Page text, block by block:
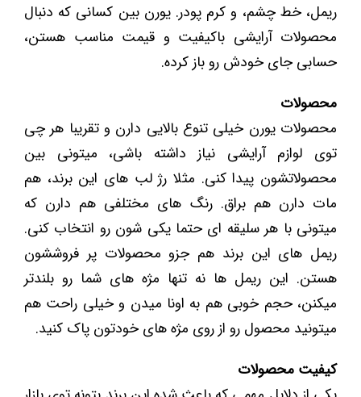
ریمل، خط چشم، و کرم پودر. یورن بین کسانی که دنبال
محصولات آرایشی باکیفیت و قیمت مناسب هستن،
حسابی جای خودش رو باز کرده.
محصولات
محصولات یورن خیلی تنوع بالایی دارن و تقریبا هر چی
توی لوازم آرایشی نیاز داشته باشی، میتونی بین
محصولاتشون پیدا کنی. مثلا رژ لب ‌های این برند، هم
مات دارن هم براق. رنگ ‌های مختلفی هم دارن که
میتونی با هر سلیقه ای حتما یکی شون رو انتخاب کنی.
ریمل های این برند هم جزو محصولات پر فروششون
هستن. این ریمل ها نه تنها مژه های شما رو بلندتر
میکنن، حجم خوبی هم به اونا میدن و خیلی راحت هم
میتونید محصول رو از روی مژه های خودتون پاک کنید.
کیفیت محصولات